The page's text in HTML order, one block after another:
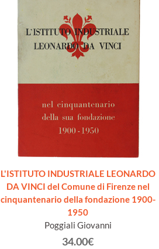
L'ISTITUTO INDUSTRIALE LEONARDO
DA VINCI del Comune di Firenze nel
cinquantenario della fondazione 1900-
1950
Poggiali Giovanni
34.00€